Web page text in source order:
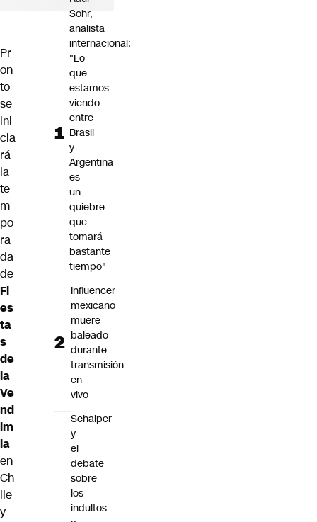
Pr
on
to
se
ini
cia
rá
la
te
m
po
ra
da
de
Fi
es
ta
s
de
la
Ve
nd
im
ia
en
Ch
ile
y
Sohr,
analista
internacional:
"Lo
que
estamos
viendo
entre
Brasil
y
Argentina
es
un
quiebre
que
tomará
bastante
tiempo"
Influencer
mexicano
muere
baleado
durante
transmisión
en
vivo
Schalper
y
el
debate
sobre
los
indultos